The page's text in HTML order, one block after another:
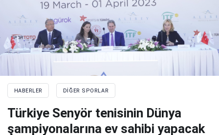
HABERLER DIĞER SPORLAR
Türkiye Senyör tenisinin Dünya
şampiyonalarına ev sahibi yapacak